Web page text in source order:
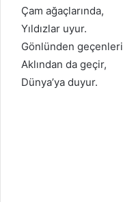
Çam ağaçlarında,
Yıldızlar uyur.
Gönlünden geçenleri
Aklından da geçir,
Dünya’ya duyur.